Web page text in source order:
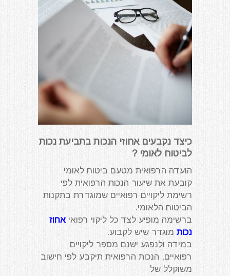
כיצד נקבעים אחוזי הנכות בתביעת נכות
לביטוח לאומי ?
הועדה הרפואית מטעם ביטוח לאומי
קובעת את שיעור הנכות הרפואית לפי
רשימת ליקויים רפואיים שמוגדרת בתקנות
הביטוח הלאומי.
ברשימה מופיע לצד כל ליקוי רפואיאחוז
נכות מוגדר שיש לקבוע.
במידה ולנפגע ישנם מספר ליקויים
רפואיים, הנכות הרפואית תיקבע לפי חישוב
משוקלל של